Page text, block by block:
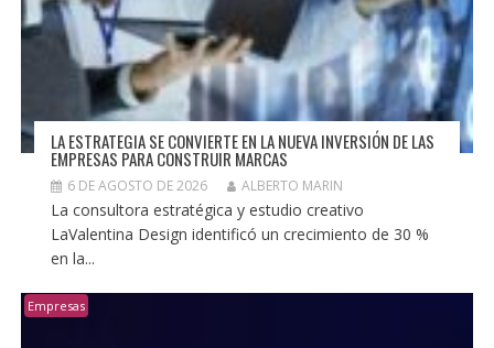
LA ESTRATEGIA SE CONVIERTE EN LA NUEVA INVERSIÓN DE LAS
EMPRESAS PARA CONSTRUIR MARCAS
6 DE AGOSTO DE 2026 ALBERTO MARIN
La consultora estratégica y estudio creativo
LaValentina Design identificó un crecimiento de 30 %
en la...
Empresas